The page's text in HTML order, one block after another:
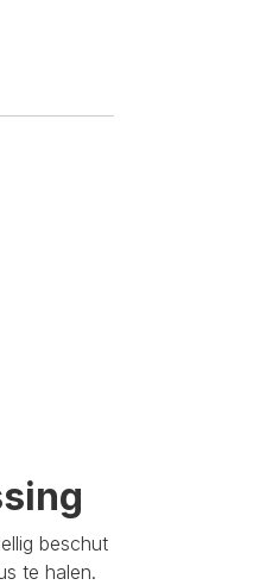
beschut
te halen.